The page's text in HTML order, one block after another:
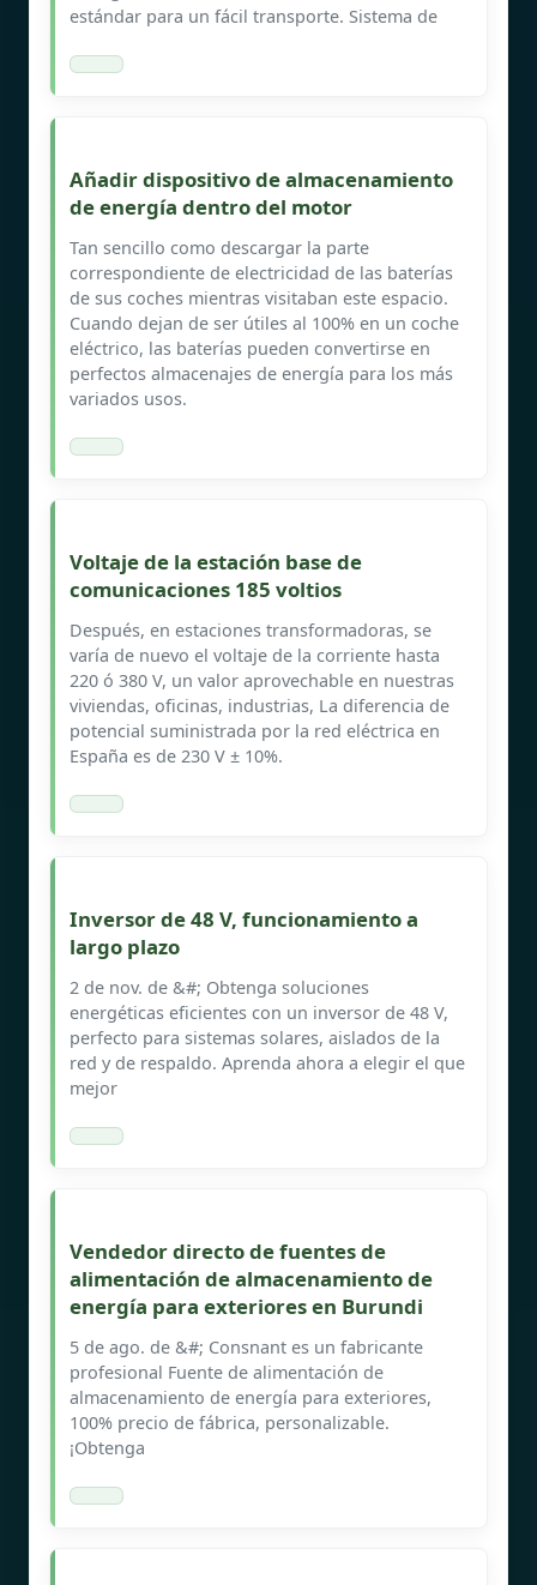
estándar para un fácil transporte. Sistema de
Añadir dispositivo de almacenamiento
de energía dentro del motor
Tan sencillo como descargar la parte
correspondiente de electricidad de las baterías
de sus coches mientras visitaban este espacio.
Cuando dejan de ser útiles al 100% en un coche
eléctrico, las baterías pueden convertirse en
perfectos almacenajes de energía para los más
variados usos.
Voltaje de la estación base de
comunicaciones 185 voltios
Después, en estaciones transformadoras, se
varía de nuevo el voltaje de la corriente hasta
220 ó 380 V, un valor aprovechable en nuestras
viviendas, oficinas, industrias, La diferencia de
potencial suministrada por la red eléctrica en
España es de 230 V ± 10%.
Inversor de 48 V, funcionamiento a
largo plazo
2 de nov. de &#; Obtenga soluciones
energéticas eficientes con un inversor de 48 V,
perfecto para sistemas solares, aislados de la
red y de respaldo. Aprenda ahora a elegir el que
mejor
Vendedor directo de fuentes de
alimentación de almacenamiento de
energía para exteriores en Burundi
5 de ago. de &#; Consnant es un fabricante
profesional Fuente de alimentación de
almacenamiento de energía para exteriores,
100% precio de fábrica, personalizable.
¡Obtenga